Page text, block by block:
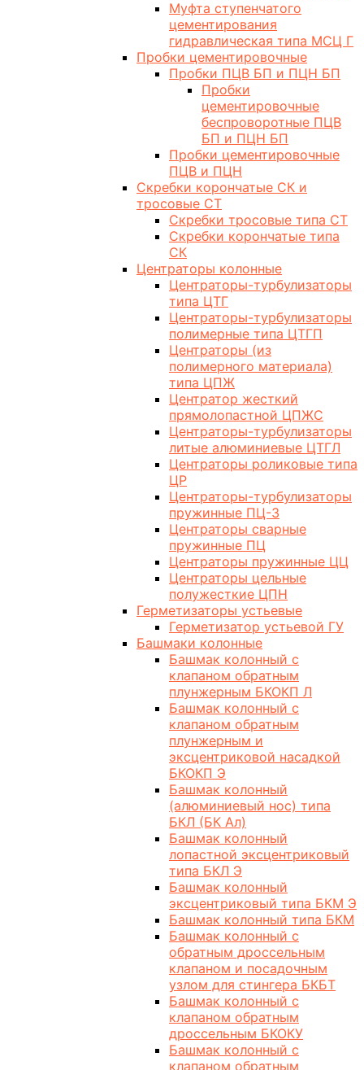
Муфта ступенчатого
цементирования
гидравлическая типа МСЦ Г
Пробки цементировочные
Пробки ПЦВ БП и ПЦН БП
Пробки
цементировочные
беспроворотные ПЦВ
БП и ПЦН БП
Пробки цементировочные
ПЦВ и ПЦН
Скребки корончатые СК и
тросовые СТ
Скребки тросовые типа СТ
Скребки корончатые типа
СК
Центраторы колонные
Центраторы-турбулизаторы
типа ЦТГ
Центраторы-турбулизаторы
полимерные типа ЦТГП
Центраторы (из
полимерного материала)
типа ЦПЖ
Центратор жесткий
прямолопастной ЦПЖС
Центраторы-турбулизаторы
литые алюминиевые ЦТГЛ
Центраторы роликовые типа
ЦР
Центраторы-турбулизаторы
пружинные ПЦ-3
Центраторы сварные
пружинные ПЦ
Центраторы пружинные ЦЦ
Центраторы цельные
полужесткие ЦПН
Герметизаторы устьевые
Герметизатор устьевой ГУ
Башмаки колонные
Башмак колонный с
клапаном обратным
плунжерным БКОКП Л
Башмак колонный с
клапаном обратным
плунжерным и
эксцентриковой насадкой
БКОКП Э
Башмак колонный
(алюминиевый нос) типа
БКЛ (БК Ал)
Башмак колонный
лопастной эксцентриковый
типа БКЛ Э
Башмак колонный
эксцентриковый типа БКМ Э
Башмак колонный типа БКМ
Башмак колонный с
обратным дроссельным
клапаном и посадочным
узлом для стингера БКБТ
Башмак колонный с
клапаном обратным
дроссельным БКОКУ
Башмак колонный с
клапаном обратным